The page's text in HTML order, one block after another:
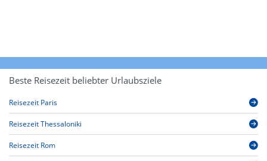
Beste Reisezeit beliebter Urlaubsziele
Reisezeit Paris
Reisezeit Thessaloniki
Reisezeit Rom